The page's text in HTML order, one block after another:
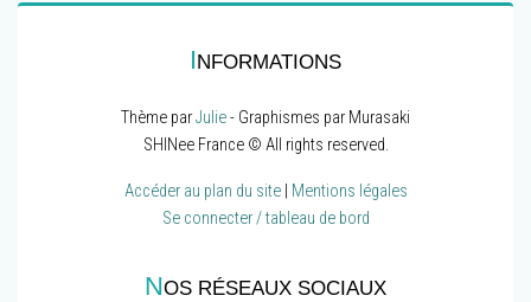
INFORMATIONS
Thème parJulie- Graphismes par Murasaki
SHINee France © All rights reserved.
Accéder au plan du site| Mentions légales
Se connecter / tableau de bord
NOS RÉSEAUX SOCIAUX